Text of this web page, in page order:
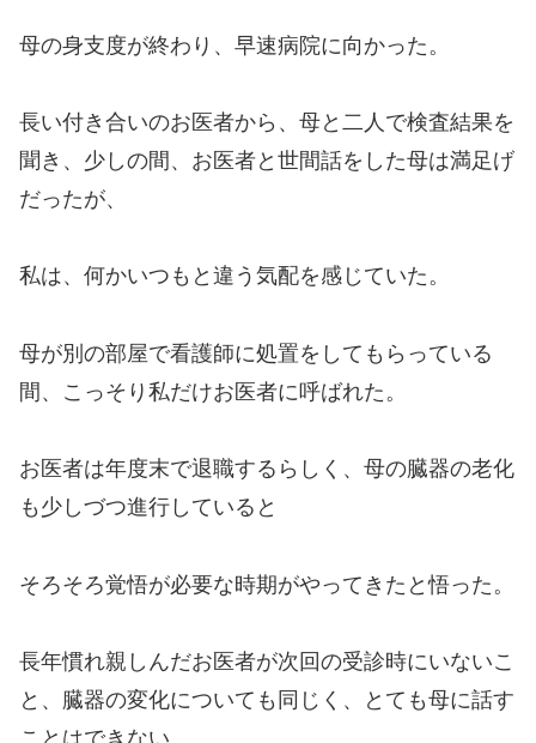
母の身支度が終わり、早速病院に向かった。
長い付き合いのお医者から、母と二人で検査結果を
聞き、少しの間、お医者と世間話をした母は満足げ
だったが、
私は、何かいつもと違う気配を感じていた。
母が別の部屋で看護師に処置をしてもらっている
間、こっそり私だけお医者に呼ばれた。
お医者は年度末で退職するらしく、母の臓器の老化
も少しづつ進行していると
そろそろ覚悟が必要な時期がやってきたと悟った。
長年慣れ親しんだお医者が次回の受診時にいないこ
と、臓器の変化についても同じく、とても母に話す
ことはできない。